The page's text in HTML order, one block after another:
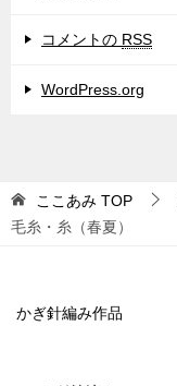
コメントの RSS
WordPress.org
ここあみ TOP
毛糸・糸（春夏）
かぎ針編み作品